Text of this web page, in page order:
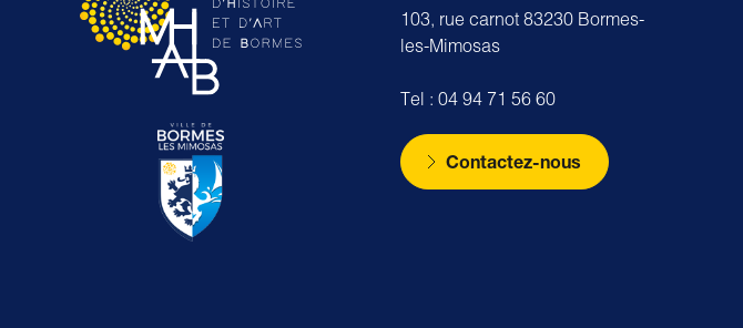
103, rue carnot 83230 Bormes-
les-Mimosas
Tel : 04 94 71 56 60
Contactez-nous